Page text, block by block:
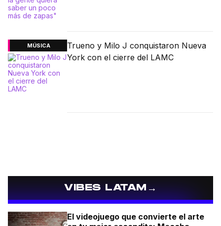
MÚSICA
Trueno y Milo J conquistaron Nueva
York con el cierre del LAMC
VIBES LATAM→
El videojuego que convierte el arte